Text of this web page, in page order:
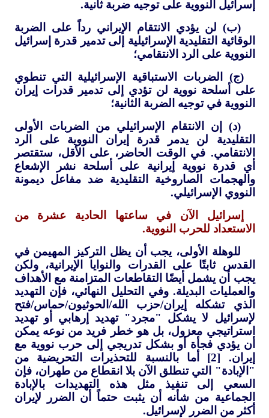
إسرائيل النووية على توجيه ضربة ثانية.
(ب) لن يؤدي الانتقام الإيراني رداً على الضربة
الوقائية التقليدية الإسرائيلية إلى تدمير قدرة إسرائيل
النووية على الرد الانتقامي؛
(ج) الضربات الاستباقية الإسرائيلية التي تنطوي
على أسلحة نووية لن تؤدي إلى تدمير قدرات إيران
النووية في توجيه الضربة الثانية؛
(د) إن الانتقام الإسرائيلي من الضربات الأولى
التقليدية لن يدمر قدرة إيران النووية على الرد
الانتقامي. في الوقت الحاضر، على الأقل، ستقتصر
أي قدرة نووية إيرانية على أسلحة نشر الإشعاع
والهجمات الصاروخية التقليدية ضد مفاعل ديمونة
النووي الإسرائيلي.
إسرائيل الآن في ساعتها الحادية عشرة من
الاستعداد للحرب النووية.
للوهلة الأولى، يجب أن يظل التركيز المهيمن في
القدس ثابتًا على القدرات والنوايا الإيرانية، ولكن
يجب أن يشمل أيضًا التقاطعات المتزامنة مع الأهداف
والعمليات البديلة. وفي التحليل النهائي، فإن التهديد
الذي تشكله إيران/حزب الله/الحوثيون/حماس/فتح
لإسرائيل لا يشكل "مجرد" تهديد إرهابي أو تهديد
استراتيجي معزول، بل هو خطر فريد من نوعه يمكن
أن يؤدي فجأة أو بشكل تدريجي إلى حرب نووية مع
إيران. [2] أما بالنسبة للتحذيرات التحريضية من
"الإبادة" التي تنطلق الآن بلا انقطاع من طهران، فإن
السعي إلى تنفيذ مثل هذه التهديدات بالإبادة
الجماعية من شأنه أن يثبت حتماً أن الضرر لإيران
أكثر من الضرر لإسرائيل.